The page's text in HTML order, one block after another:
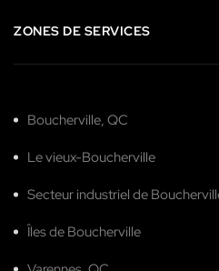
ZONES DE SERVICES
Boucherville, QC
Le vieux-Boucherville
Secteur industriel de
Îles de Boucherville